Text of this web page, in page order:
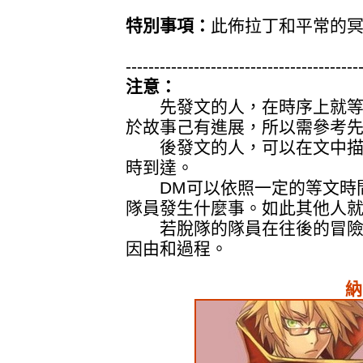
特別事項： 此佈拉丁和平常的
注意：
先發文的人，在時序上就等
於故事己有進展，所以需參考
後發文的人，可以在文中描
時到達。
DM可以依照一定的等文時
隊員發生什麼事。如此其他人
若脫隊的隊員在往後的冒險
因由和過程。